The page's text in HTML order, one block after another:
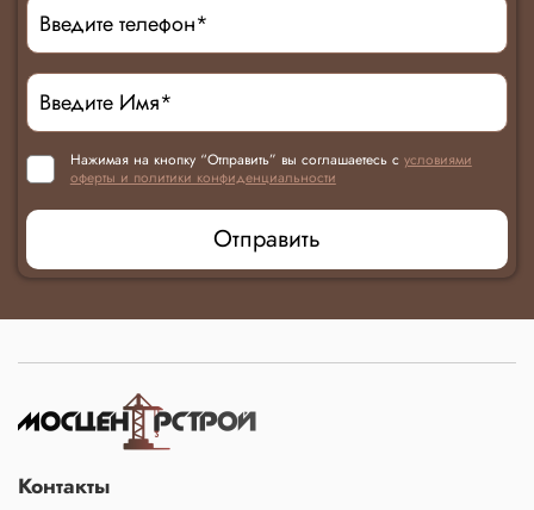
Нажимая на кнопку “Отправить” вы соглашаетесь с условиями
оферты и политики конфиденциальности
Отправить
Контакты